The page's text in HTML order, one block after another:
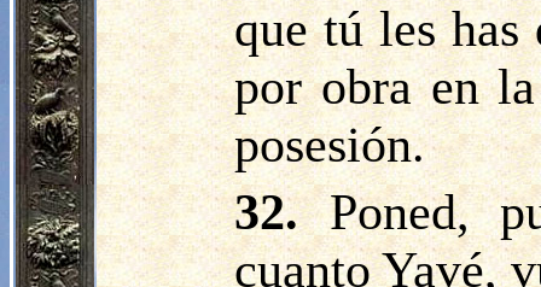
que tú les has
por obra en
posesión.
32.Poned,
cuanto Yavé,